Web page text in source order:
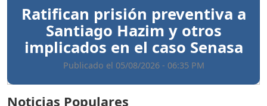
Ratifican prisión preventiva a
Santiago Hazim y otros
implicados en el caso Senasa
Publicado el 05/08/2026 - 06:35 PM
Noticias Populares